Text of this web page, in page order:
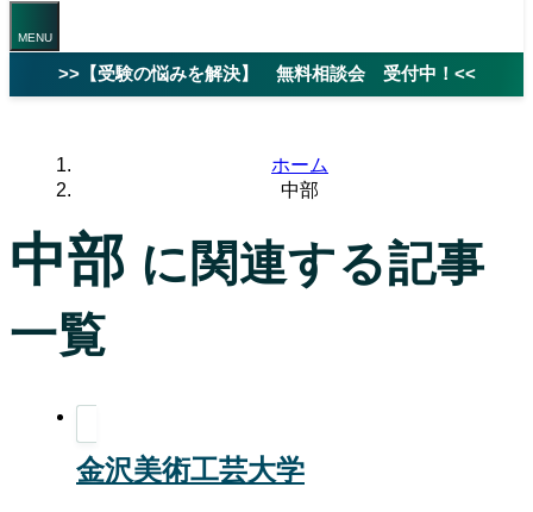
>>【受験の悩みを解決】 無料相談会 受付中！<<
ホーム
中部
中部 に関連する記事
一覧
金沢美術工芸大学